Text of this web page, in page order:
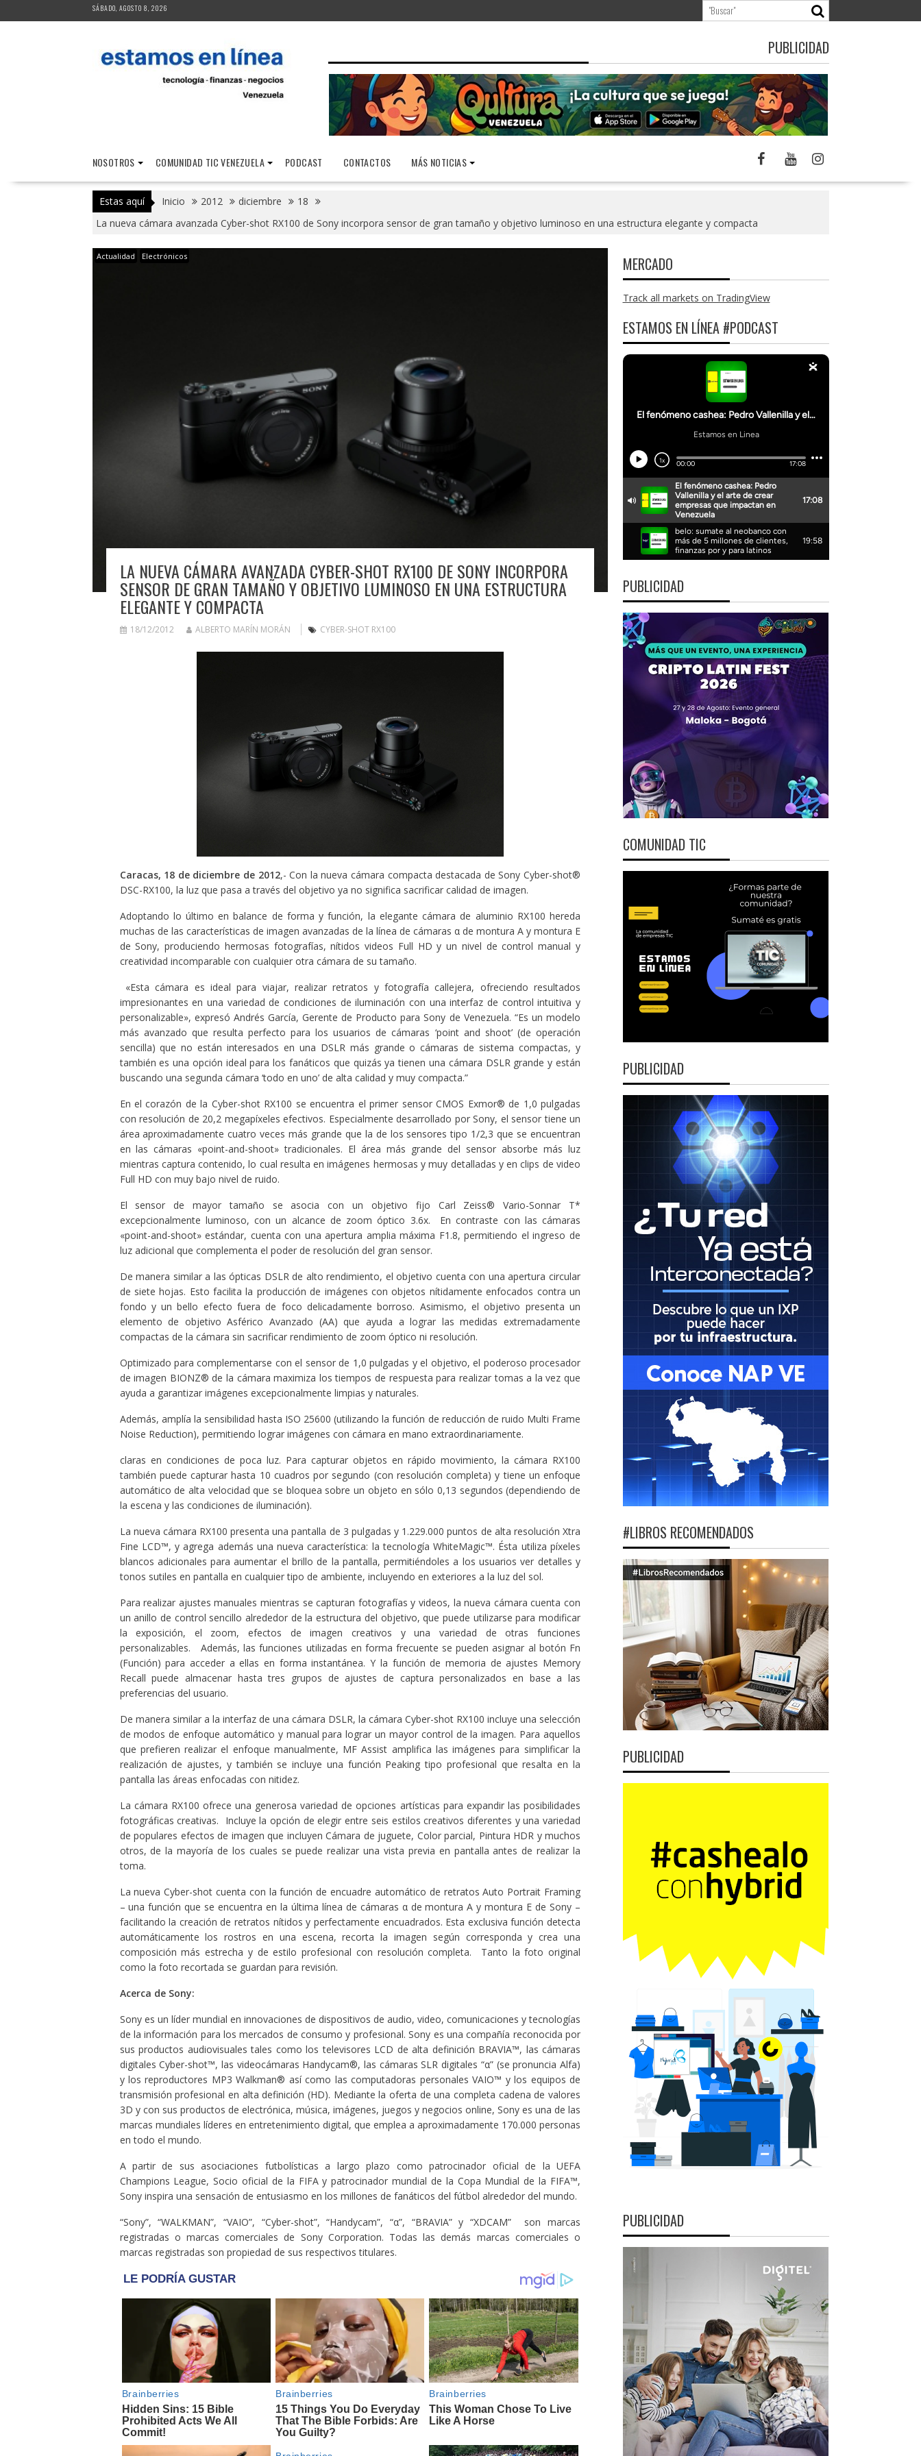
al
SÁBADO, AGOSTO 8, 2026
PUBLICIDAD
NOSOTROS COMUNIDAD TIC VENEZUELA PODCAST CONTACTOS MÁS NOTICIAS
Estas aquí Inicio 2012 diciembre
18
La nueva cámara avanzada Cyber-shot RX100 de Sony incorpora sensor de gran tamaño y objetivo luminoso en una estructura elegante y compacta
Actualidad Electrónicos
LA NUEVA CÁMARA AVANZADA CYBER-SHOT RX100 DE SONY INCORPORA
SENSOR DE GRAN TAMAÑO Y OBJETIVO LUMINOSO EN UNA ESTRUCTURA
ELEGANTE Y COMPACTA
18/12/2012 ALBERTO MARÍN MORÁN CYBER-SHOT RX100
Caracas, 18 de diciembre de 2012,- Con la nueva cámara compacta destacada de Sony Cyber-shot®
DSC-RX100, la luz que pasa a través del objetivo ya no significa sacrificar calidad de imagen.
Adoptando lo último en balance de forma y función, la elegante cámara de aluminio RX100 hereda
muchas de las características de imagen avanzadas de la línea de cámaras α de montura A y montura E
de Sony, produciendo hermosas fotografías, nítidos videos Full HD y un nivel de control manual y
creatividad incomparable con cualquier otra cámara de su tamaño.
«Esta cámara es ideal para viajar, realizar retratos y fotografía callejera, ofreciendo resultados
impresionantes en una variedad de condiciones de iluminación con una interfaz de control intuitiva y
personalizable», expresó Andrés García, Gerente de Producto para Sony de Venezuela. “Es un modelo
más avanzado que resulta perfecto para los usuarios de cámaras ‘point and shoot’ (de operación
sencilla) que no están interesados en una DSLR más grande o cámaras de sistema compactas, y
también es una opción ideal para los fanáticos que quizás ya tienen una cámara DSLR grande y están
buscando una segunda cámara ‘todo en uno’ de alta calidad y muy compacta.”
En el corazón de la Cyber-shot RX100 se encuentra el primer sensor CMOS Exmor® de 1,0 pulgadas
con resolución de 20,2 megapíxeles efectivos. Especialmente desarrollado por Sony, el sensor tiene un
área aproximadamente cuatro veces más grande que la de los sensores tipo 1/2,3 que se encuentran
en las cámaras «point-and-shoot» tradicionales. El área más grande del sensor absorbe más luz
mientras captura contenido, lo cual resulta en imágenes hermosas y muy detalladas y en clips de video
Full HD con muy bajo nivel de ruido.
El sensor de mayor tamaño se asocia con un objetivo fijo Carl Zeiss® Vario-Sonnar T*
excepcionalmente luminoso, con un alcance de zoom óptico 3.6x. En contraste con las cámaras
«point-and-shoot» estándar, cuenta con una apertura amplia máxima F1.8, permitiendo el ingreso de
luz adicional que complementa el poder de resolución del gran sensor.
De manera similar a las ópticas DSLR de alto rendimiento, el objetivo cuenta con una apertura circular
de siete hojas. Esto facilita la producción de imágenes con objetos nítidamente enfocados contra un
fondo y un bello efecto fuera de foco delicadamente borroso. Asimismo, el objetivo presenta un
elemento de objetivo Asférico Avanzado (AA) que ayuda a lograr las medidas extremadamente
compactas de la cámara sin sacrificar rendimiento de zoom óptico ni resolución.
Optimizado para complementarse con el sensor de 1,0 pulgadas y el objetivo, el poderoso procesador
de imagen BIONZ® de la cámara maximiza los tiempos de respuesta para realizar tomas a la vez que
ayuda a garantizar imágenes excepcionalmente limpias y naturales.
Además, amplía la sensibilidad hasta ISO 25600 (utilizando la función de reducción de ruido Multi Frame
Noise Reduction), permitiendo lograr imágenes con cámara en mano extraordinariamente.
claras en condiciones de poca luz. Para capturar objetos en rápido movimiento, la cámara RX100
también puede capturar hasta 10 cuadros por segundo (con resolución completa) y tiene un enfoque
automático de alta velocidad que se bloquea sobre un objeto en sólo 0,13 segundos (dependiendo de
la escena y las condiciones de iluminación).
La nueva cámara RX100 presenta una pantalla de 3 pulgadas y 1.229.000 puntos de alta resolución Xtra
Fine LCD™, y agrega además una nueva característica: la tecnología WhiteMagic™. Ésta utiliza píxeles
blancos adicionales para aumentar el brillo de la pantalla, permitiéndoles a los usuarios ver detalles y
tonos sutiles en pantalla en cualquier tipo de ambiente, incluyendo en exteriores a la luz del sol.
Para realizar ajustes manuales mientras se capturan fotografías y videos, la nueva cámara cuenta con
un anillo de control sencillo alrededor de la estructura del objetivo, que puede utilizarse para modificar
la exposición, el zoom, efectos de imagen creativos y una variedad de otras funciones
personalizables. Además, las funciones utilizadas en forma frecuente se pueden asignar al botón Fn
(Función) para acceder a ellas en forma instantánea. Y la función de memoria de ajustes Memory
Recall puede almacenar hasta tres grupos de ajustes de captura personalizados en base a las
preferencias del usuario.
De manera similar a la interfaz de una cámara DSLR, la cámara Cyber-shot RX100 incluye una selección
de modos de enfoque automático y manual para lograr un mayor control de la imagen. Para aquellos
que prefieren realizar el enfoque manualmente, MF Assist amplifica las imágenes para simplificar la
realización de ajustes, y también se incluye una función Peaking tipo profesional que resalta en la
pantalla las áreas enfocadas con nitidez.
La cámara RX100 ofrece una generosa variedad de opciones artísticas para expandir las posibilidades
fotográficas creativas. Incluye la opción de elegir entre seis estilos creativos diferentes y una variedad
de populares efectos de imagen que incluyen Cámara de juguete, Color parcial, Pintura HDR y muchos
otros, de la mayoría de los cuales se puede realizar una vista previa en pantalla antes de realizar la
toma.
La nueva Cyber-shot cuenta con la función de encuadre automático de retratos Auto Portrait Framing
– una función que se encuentra en la última línea de cámaras α de montura A y montura E de Sony –
facilitando la creación de retratos nítidos y perfectamente encuadrados. Esta exclusiva función detecta
automáticamente los rostros en una escena, recorta la imagen según corresponda y crea una
composición más estrecha y de estilo profesional con resolución completa. Tanto la foto original
como la foto recortada se guardan para revisión.
Acerca de Sony:
Sony es un líder mundial en innovaciones de dispositivos de audio, video, comunicaciones y tecnologías
de la información para los mercados de consumo y profesional. Sony es una compañía reconocida por
sus productos audiovisuales tales como los televisores LCD de alta definición BRAVIA™, las cámaras
digitales Cyber-shot™, las videocámaras Handycam®, las cámaras SLR digitales “α” (se pronuncia Alfa)
y los reproductores MP3 Walkman® así como las computadoras personales VAIO™ y los equipos de
transmisión profesional en alta definición (HD). Mediante la oferta de una completa cadena de valores
3D y con sus productos de electrónica, música, imágenes, juegos y negocios online, Sony es una de las
marcas mundiales líderes en entretenimiento digital, que emplea a aproximadamente 170.000 personas
en todo el mundo.
A partir de sus asociaciones futbolísticas a largo plazo como patrocinador oficial de la UEFA
Champions League, Socio oficial de la FIFA y patrocinador mundial de la Copa Mundial de la FIFA™,
Sony inspira una sensación de entusiasmo en los millones de fanáticos del fútbol alrededor del mundo.
“Sony”, “WALKMAN”, “VAIO”, “Cyber-shot”, “Handycam”, “α”, “BRAVIA” y “XDCAM” son marcas
registradas o marcas comerciales de Sony Corporation. Todas las demás marcas comerciales o
marcas registradas son propiedad de sus respectivos titulares.
MERCADO
Track all markets on TradingView
ESTAMOS EN LÍNEA #PODCAST
PUBLICIDAD
COMUNIDAD TIC
PUBLICIDAD
#LIBROS RECOMENDADOS
PUBLICIDAD
PUBLICIDAD